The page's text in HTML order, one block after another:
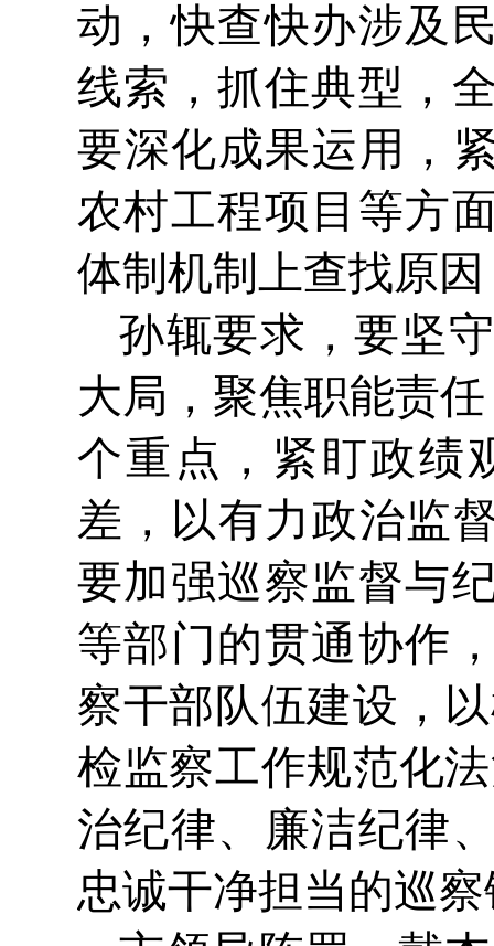
动，快查快办涉及
线索，抓住典型，
要深化成果运用，
农村工程项目等方
体制机制上查找原
孙辄要求，要坚
大局，聚焦职能责
个重点，紧盯政绩
差，以有力政治监
要加强巡察监督与
等部门的贯通协作
察干部队伍建设，
检监察工作规范化
治纪律、廉洁纪律
忠诚干净担当的巡